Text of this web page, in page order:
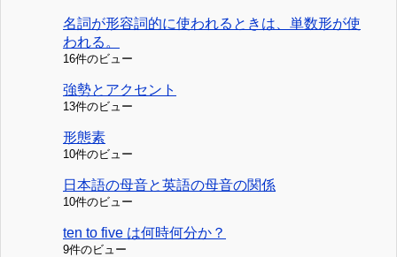
名詞が形容詞的に使われるときは、単数形が使
われる。
16件のビュー
強勢とアクセント
13件のビュー
形態素
10件のビュー
日本語の母音と英語の母音の関係
10件のビュー
ten to five は何時何分か？
9件のビュー